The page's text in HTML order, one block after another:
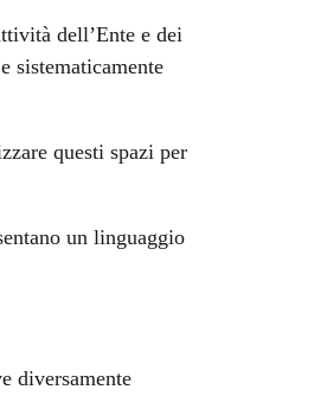
dell’Ente e dei
sistematicamente
questi spazi per
un linguaggio
diversamente